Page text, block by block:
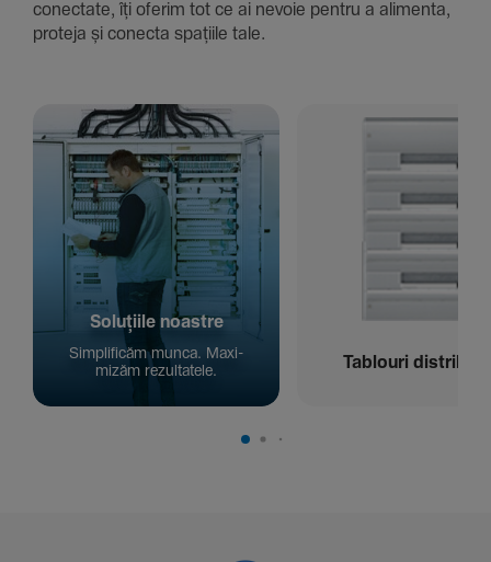
conec­tate, îți oferim tot ce ai nevoie pentru a alimenta,
proteja și conecta spațiile tale.
Solu­țiile noastre
Simpli­ficăm munca. Maxi­
mizăm rezul­ta­tele.
Tablouri